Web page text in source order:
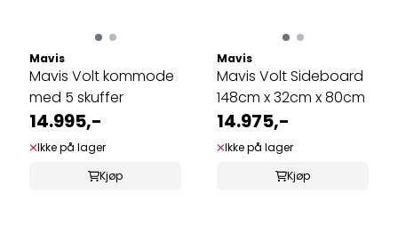
Mavis
Mavis Volt kommode
med 5 skuffer
14.995,-
Ikke på lager
Kjøp
Mavis
Mavis Volt Sideboard
148cm x 32cm x 80cm
14.975,-
Ikke på lager
Kjøp